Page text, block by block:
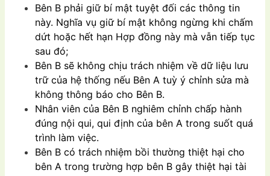
Bên B phải giữ bí mật tuyệt đối các thông tin
này. Nghĩa vụ giữ bí mật không ngừng khi chấm
dứt hoặc hết hạn Hợp đồng này mà vẫn tiếp tục
sau đó;
Bên B sẽ không chịu trách nhiệm về dữ liệu lưu
trữ của hệ thống nếu Bên A tuỳ ý chỉnh sửa mà
không thông báo cho Bên B.
Nhân viên của Bên B nghiêm chỉnh chấp hành
đúng nội qui, qui định của bên A trong suốt quá
trình làm việc.
Bên B có trách nhiệm bồi thường thiệt hại cho
bên A trong trường hợp bên B gây thiệt hại tài